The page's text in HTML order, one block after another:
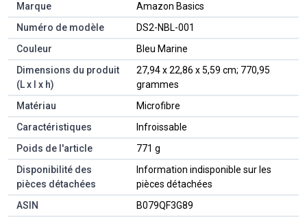
Marque
‎Amazon Basics
Numéro de modèle
‎DS2-NBL-001
Couleur
‎Bleu Marine
Dimensions du produit
(L x l x h)
‎27,94 x 22,86 x 5,59 cm; 770,95
grammes
Matériau
‎Microfibre
Caractéristiques
‎Infroissable
Poids de l'article
‎771 g
Disponibilité des
pièces détachées
‎Information indisponible sur les
pièces détachées
ASIN
B079QF3G89